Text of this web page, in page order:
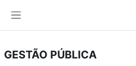
GESTÃO PÚBLICA